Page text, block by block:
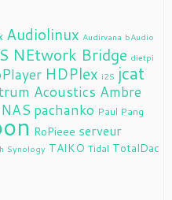
Audiolinux Audirvana bAudio
NEtwork Bridge dietpi
HDPlex i2S jcat
Acoustics Ambre
NAS pachanko Paul Pang
RoPieee serveur
Synology TAIKO Tidal TotalDac